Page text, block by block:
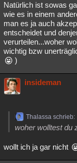
Natürlich ist sowas
wie es in einem
man es ja auch
entscheidet und
verurteilen...woher
wichtig bzw
)
insideman
Thalassa schrieb:
woher wolltest du
wollt ich ja gar nicht